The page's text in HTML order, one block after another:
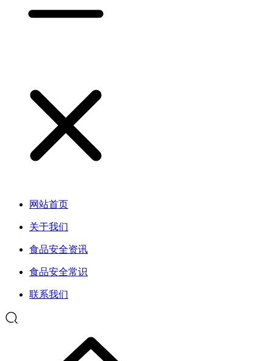
网站首页
关于我们
食品安全资讯
食品安全常识
联系我们